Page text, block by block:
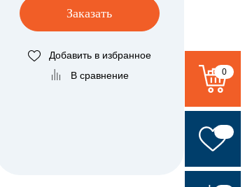
Заказать
Добавить в избранное
В сравнение
0